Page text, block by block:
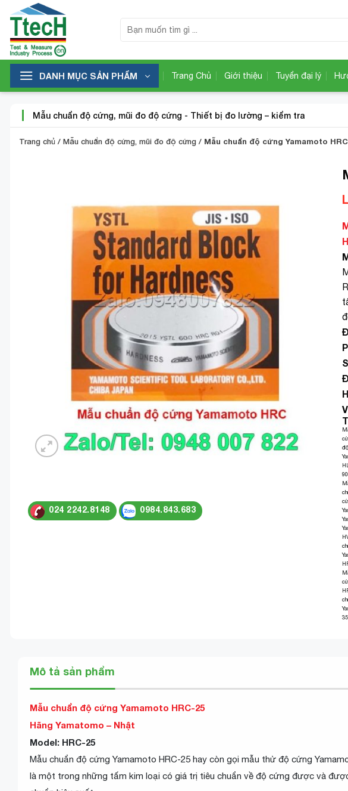
qua
nội
dung
kiếm:
DANH MỤC SẢN PHẨM Trang Chủ Giới thiệu Tuyển đại lý
Mẫu chuẩn độ cứng, mũi đo độ cứng - Thiết bị đo lường – kiểm tra
Trang chủ / Mẫu chuẩn độ cứng, mũi đo độ cứng / Mẫu chuẩn độ cứng Yamamoto
024 2242.8148 0984.843.683
35
Mô tả sản phẩm
Mẫu chuẩn độ cứng Yamamoto HRC-25
Hãng Yamatomo – Nhật
Model: HRC-25
Mẫu chuẩn độ cứng Yamamoto HRC-25 hay còn gọi mẫu thử độ cứng
là một trong những tấm kim loại có giá trị tiêu chuẩn về độ cứng được và